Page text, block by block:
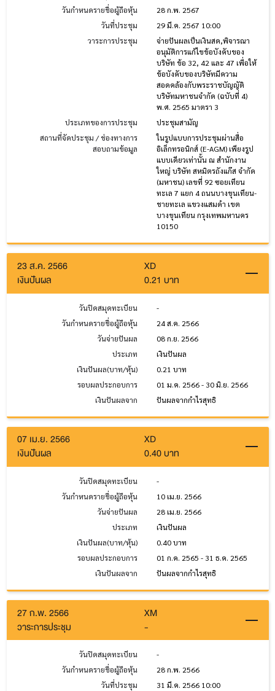
วันกำหนดรายชื่อผู้ถือหุ้น
28 ก.พ. 2567
วันที่ประชุม
29 มี.ค. 2567 10:00
วาระการประชุม
จ่ายปันผลเป็นเงินสด,พิจารณา
อนุมัติการแก้ไขข้อบังคับของ
บริษัท ข้อ 32, 42 และ 47 เพื่อให้
ข้อบังคับของบริษัทมีความ
สอดคล้องกับพระราชบัญญัติ
บริษัทมหาชนจำกัด (ฉบับที่ 4)
พ.ศ. 2565 มาตรา 3
ประเภทของการประชุม
ประชุมสามัญ
สถานที่จัดประชุม / ช่องทางการ
สอบถามข้อมูล
ในรูปแบบการประชุมผ่านสื่อ
อิเล็กทรอนิกส์ (E-AGM) เพียงรูป
แบบเดียวเท่านั้น ณ สำนักงาน
ใหญ่ บริษัท สหมิตรถังแก๊ส จำกัด
(มหาชน) เลขที่ 92 ซอยเทียน
ทะเล 7 แยก 4 ถนนบางขุนเทียน-
ชายทะเล แขวงแสมดำ เขต
บางขุนเทียน กรุงเทพมหานคร
10150
23 ส.ค. 2566
XD
เงินปันผล
0.21 บาท
วันปิดสมุดทะเบียน
-
วันกำหนดรายชื่อผู้ถือหุ้น
24 ส.ค. 2566
วันจ่ายปันผล
08 ก.ย. 2566
ประเภท
เงินปันผล
เงินปันผล(บาท/หุ้น)
0.21 บาท
รอบผลประกอบการ
01 ม.ค. 2566 - 30 มิ.ย. 2566
เงินปันผลจาก
ปันผลจากกำไรสุทธิ
07 เม.ย. 2566
XD
เงินปันผล
0.40 บาท
วันปิดสมุดทะเบียน
-
วันกำหนดรายชื่อผู้ถือหุ้น
10 เม.ย. 2566
วันจ่ายปันผล
28 เม.ย. 2566
ประเภท
เงินปันผล
เงินปันผล(บาท/หุ้น)
0.40 บาท
รอบผลประกอบการ
01 ก.ค. 2565 - 31 ธ.ค. 2565
เงินปันผลจาก
ปันผลจากกำไรสุทธิ
27 ก.พ. 2566
XM
วาระการประชุม
-
วันปิดสมุดทะเบียน
-
วันกำหนดรายชื่อผู้ถือหุ้น
28 ก.พ. 2566
วันที่ประชุม
31 มี.ค. 2566 10:00